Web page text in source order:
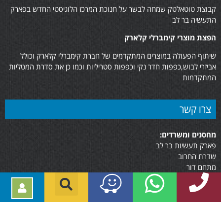
קבוצת טוטאלטק שמחה לבשר על חנוכת המרכז הלוגיסטי החדש בפארק
התעשיה בר לב
הפצת מוצרי קימברלי קלארק
שיתוף הפעולה במוצרים המתקדמים של חברת קימברלי קלארק וכולל
אביזרי לבוש,כפפות חדר נקי וכפפות סטריליות וכמו כן את סדרת המטליות
המתקדמות
צרו קשר
מחסנים ומשרדים:
פארק תעשיות בר לב
שדרת החרוב
מתחם דור
כתובת למשלוח דואר: